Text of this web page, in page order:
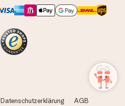
Datenschutzerklärung AGB